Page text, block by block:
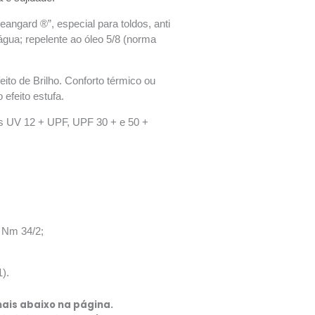
®”, especial para toldos, anti
repelente ao óleo 5/8 (norma
de Brilho. Conforto térmico ou
efeito estufa.
UV 12 + UPF, UPF 30 + e 50 +
34/2;
abaixo na página.